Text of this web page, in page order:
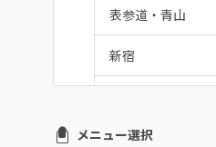
表参道・青山
新宿
銀座・新橋・有楽町
メニュー選択